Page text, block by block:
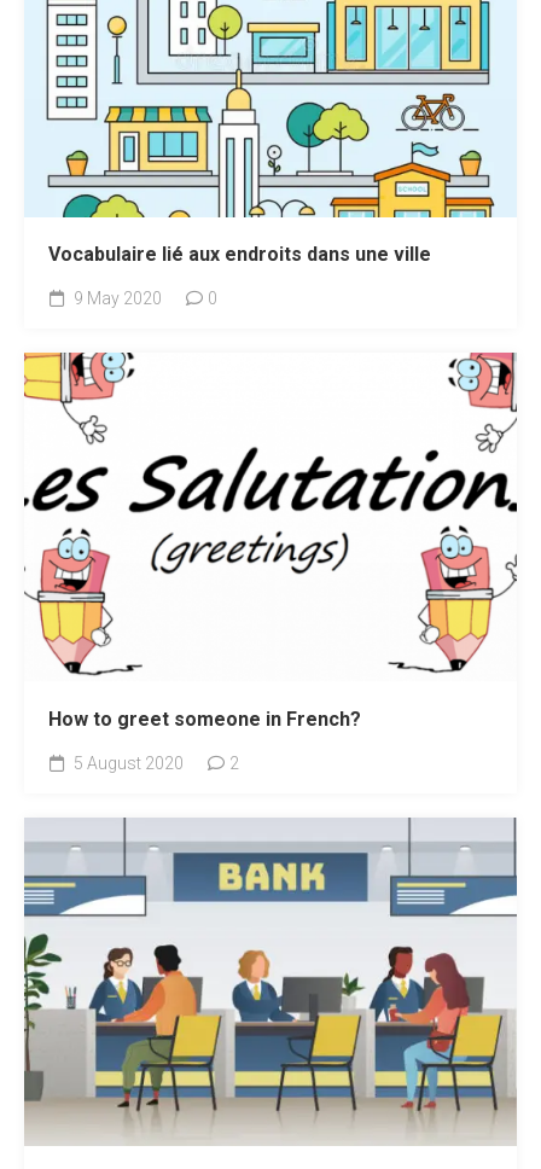
Vocabulaire lié aux endroits dans une ville
9 May 2020 0
How to greet someone in French?
5 August 2020 2